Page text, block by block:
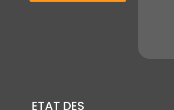
ETAT DES